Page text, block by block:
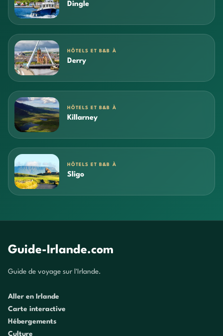
Dingle
HÔTELS ET B&B À
Derry
HÔTELS ET B&B À
Killarney
HÔTELS ET B&B À
Sligo
Guide-Irlande.com
Guide de voyage sur l'Irlande.
Aller en Irlande
Carte interactive
Hébergements
Culture